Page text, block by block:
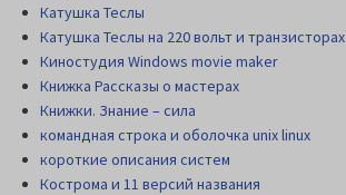
Катушка Теслы
Катушка Теслы на 220 вольт и транзисторах
Киностудия Windows movie maker
Книжка Рассказы о мастерах
Книжки. Знание – сила
командная строка и оболочка unix linux
короткие описания систем
Кострома и 11 версий названия